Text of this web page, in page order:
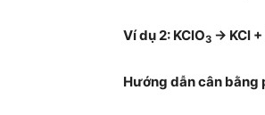
Ví dụ 2: KClO3 → KCl +
Hướng dẫn cân bằng